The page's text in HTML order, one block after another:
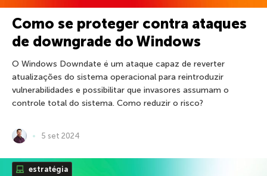
Como se proteger contra ataques
de downgrade do Windows
O Windows Downdate é um ataque capaz de reverter
atualizações do sistema operacional para reintroduzir
vulnerabilidades e possibilitar que invasores assumam o
controle total do sistema. Como reduzir o risco?
5 set 2024
estratégia